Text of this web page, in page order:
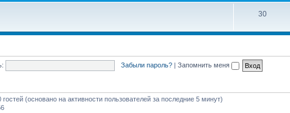
30
Забыли пароль? | Запомнить меня
(основано на активности пользователей за последние 5 минут)